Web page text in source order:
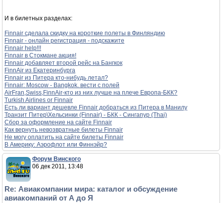
И в билетных разделах:
Finnair сделала скидку на короткие полеты в Финляндию
Finnair - онлайн регистрация - подскажите
Finnair help!!!
Finnair в Стокмане акция!
Finnair добавляет второй рейс на Бангкок
FinnAir из Екатеринбурга
Finnair из Питера кто-нибудь летал?
Finnair: Moscow - Bangkok. вести с полей
AirFran,Swiss,FinnAir-кто из них лучше на плече Европа-БКК?
Turkish Airlines or Finnair
Есть ли вариант дешевле Finnair добраться из Питера в Манилу
Транзит Питер\Хельсинки (Finnair) - БКК - Сингапур (Thai)
Сбор за оформление на сайте Finnair
Как вернуть невозвратные билеты Finnair
Не могу оплатить на сайте билеты Finnair
В Америку: Аэрофлот или Финнэйр?
Форум Винского
06 дек 2011, 13:48
Re: Авиакомпании мира: каталог и обсуждение
авиакомпаний от А до Я